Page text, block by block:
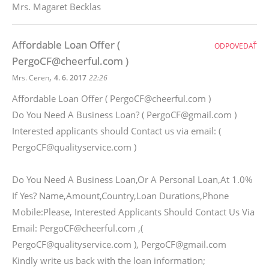
Mrs. Magaret Becklas
Affordable Loan Offer (
PergoCF@cheerful.com )
Mrs. Ceren, 4. 6. 2017 22:26
Affordable Loan Offer ( PergoCF@cheerful.com )
Do You Need A Business Loan? ( PergoCF@gmail.com )
Interested applicants should Contact us via email: (
PergoCF@qualityservice.com )
Do You Need A Business Loan,Or A Personal Loan,At 1.0%
If Yes? Name,Amount,Country,Loan Durations,Phone
Mobile:Please, Interested Applicants Should Contact Us Via
Email: PergoCF@cheerful.com ,(
PergoCF@qualityservice.com ), PergoCF@gmail.com
Kindly write us back with the loan information;
ODPOVEDAŤ